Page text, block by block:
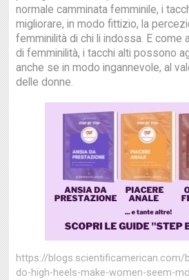
normale camminata femminile, i
migliorare, in modo fittizio, la
femminilità di chi li indossa. E come
di femminilità, i tacchi alti possono
anche se in modo ingannevole, al
delle donne.
https://blogs.scientificamerican.com/
do-high-heels-make-women-seem-